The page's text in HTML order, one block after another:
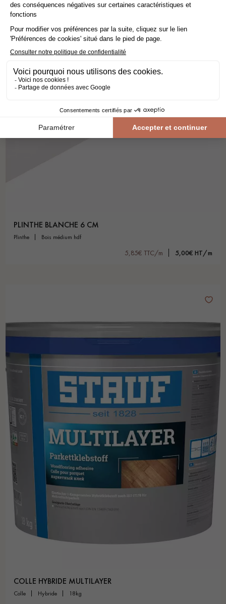
PLINTHE BLANCHE 6 CM
plinthe bois médium hdf
5,85€ TTC/m 5,00€ HT/m
COLLE HYBRIDE MULTILAYER
colle hybride 18kg